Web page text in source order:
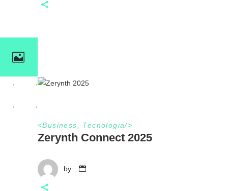
<Business Tecnologia/>
Zerynth Connect 2025
by